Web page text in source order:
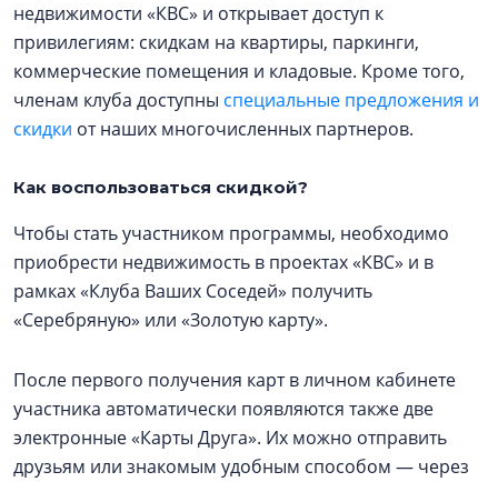
недвижимости «КВС» и открывает доступ к
привилегиям: скидкам на квартиры, паркинги,
коммерческие помещения и кладовые. Кроме того,
членам клуба доступны специальные предложения и
скидки от наших многочисленных партнеров.
Как воспользоваться скидкой?
Чтобы стать участником программы, необходимо
приобрести недвижимость в проектах «КВС» и в
рамках «Клуба Ваших Соседей» получить
«Серебряную» или «Золотую карту».
После первого получения карт в личном кабинете
участника автоматически появляются также две
электронные «Карты Друга». Их можно отправить
друзьям или знакомым удобным способом — через